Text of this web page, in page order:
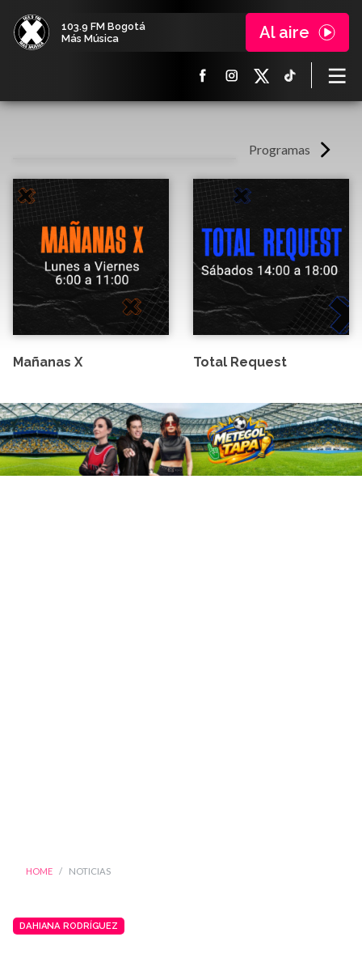
103.9 FM Bogotá
Más Música
Al aire
Programas
Mañanas X Total Request
HOME NOTICIAS
DAHIANA RODRÍGUEZ